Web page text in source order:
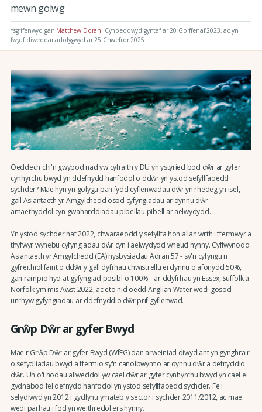
mewn golwg
Ysgrifenwyd gan Matthew Doran. Cyhoeddwyd gyntaf ar 20 Gorffenaf 2023, ac yn
fwyaf diweddar adolygwyd ar 25 Chwefror 2025.
Oeddech chi'n gwybod nad yw cyfraith y DU yn ystyried bod dŵr ar gyfer
cynhyrchu bwyd yn ddefnydd hanfodol o ddŵr yn ystod sefyllfaoedd
sychder? Mae hyn yn golygu pan fydd cyflenwadau dŵr yn rhedeg yn isel,
gall Asiantaeth yr Amgylchedd osod cyfyngiadau ar dynnu dŵr
amaethyddol cyn gwaharddiadau pibellau pibell ar aelwydydd.
Yn ystod sychder haf 2022, chwaraeodd y sefyllfa hon allan wrth i ffermwyr a
thyfwyr wynebu cyfyngiadau dŵr cyn i aelwydydd wneud hynny. Cyflwynodd
Asiantaeth yr Amgylchedd (EA) hysbysiadau Adran 57 - sy'n cyfyngu'n
gyfreithiol faint o ddŵr y gall dyfrhau chwistrellu ei dynnu o afonydd 50%,
gan rampio hyd at gyfyngiad posibl o 100% - ar ddyfrhau yn Essex, Suffolk a
Norfolk ym mis Awst 2022, ac eto nid oedd Anglian Water wedi gosod
unrhyw gyfyngiadau ar ddefnyddio dŵr prif gyflenwad.
Grŵp Dŵr ar gyfer Bwyd
Mae'r Grŵp Dŵr ar gyfer Bwyd (WfFG) dan arweiniad diwydiant yn gynghrair
o sefydliadau bwyd a ffermio sy'n canolbwyntio ar dynnu dŵr a defnyddio
dŵr. Un o'i nodau allweddol yw cael dŵr ar gyfer cynhyrchu bwyd yn cael ei
gydnabod fel defnydd hanfodol yn ystod sefyllfaoedd sychder. Fe'i
sefydlwyd yn 2012 i gydlynu ymateb y sector i sychder 2011/2012, ac mae
wedi parhau i fod yn weithredol ers hynny.